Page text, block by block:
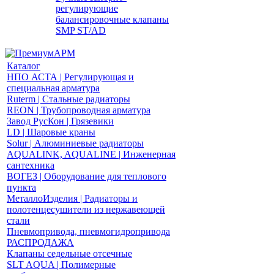
регулирующие
балансировочные клапаны
SMP ST/AD
Каталог
НПО АСТА | Регулирующая и
специальная арматура
Ruterm | Стальные радиаторы
REON | Трубопроводная арматура
Завод РусКон | Грязевики
LD | Шаровые краны
Solur | Алюминиевые радиаторы
AQUALINK, AQUALINE | Инженерная
сантехника
ВОГЕЗ | Оборудование для теплового
пункта
МеталлоИзделия | Радиаторы и
полотенцесушители из нержавеющей
стали
Пневмопривода, пневмогидропривода
РАСПРОДАЖА
Клапаны седельные отсечные
SLT AQUA | Полимерные